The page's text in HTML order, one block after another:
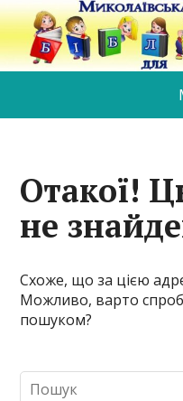
Отакої!
не
Схоже, що за цією
Можливо, варто
пошуком?